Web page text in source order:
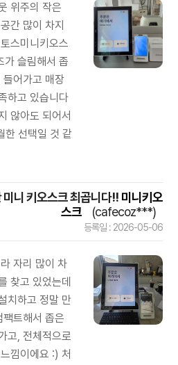
위주의 작은
간 많이 차지
스미니키오스
가 슬림해서 좁
들어가고 매장
하고 있습니다
않아도 되어서
한 선택일 것 같
니 키오스크 최곱니다!! 미니키오
스크
(cafecoz***)
등록일 : 2026-05-06
자리 많이 차
찾고 있었는데
치하고 정말 만
트해서 좁은
고, 전체적으로
낌이에요 :) 처